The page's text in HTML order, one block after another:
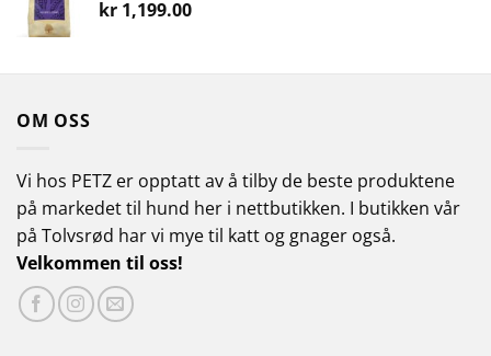
kr 1,199.00
OM OSS
Vi hos PETZ er opptatt av å tilby de beste produktene
på markedet til hund her i nettbutikken. I butikken vår
på Tolvsrød har vi mye til katt og gnager også.
Velkommen til oss!